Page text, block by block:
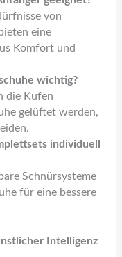
von
eine
Komfort und
wichtig?
die Kufen
gelüftet werden,
individuell
Schnürsysteme
für eine bessere
Intelligenz